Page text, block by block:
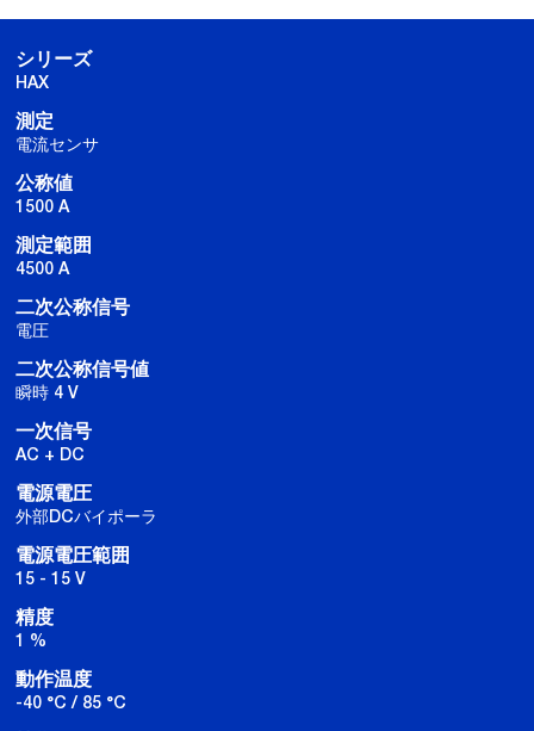
シリーズ
HAX
測定
電流センサ
公称値
1500 A
測定範囲
4500 A
二次公称信号
電圧
二次公称信号値
瞬時 4 V
一次信号
AC + DC
電源電圧
外部DCバイポーラ
電源電圧範囲
15 - 15 V
精度
1 %
動作温度
-40 °C / 85 °C